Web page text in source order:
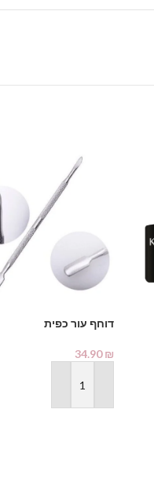
דוחף עור כפית
34.90₪
הוספה לסל